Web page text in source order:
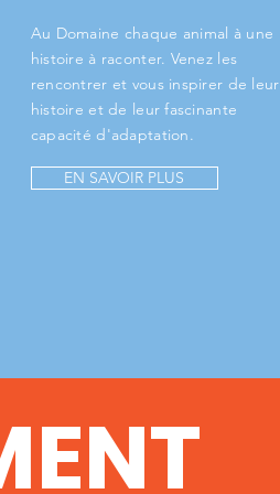
Au Domaine chaque animal à une
histoire à raconter. Venez les
rencontrer et vous inspirer de leur
histoire et de leur fascinante
capacité d'adaptation.
EN SAVOIR PLUS